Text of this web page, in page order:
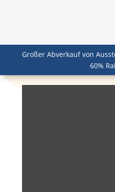
Großer Abverkauf von
60%